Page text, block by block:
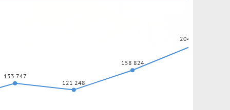
133 747
121 248
158 824
204 533